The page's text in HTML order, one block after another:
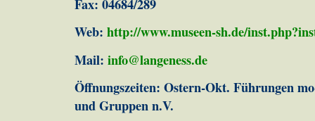
Fax: 04684/289
Web:http://www.museen-sh.de/
Mail:info@langeness.de
Öffnungszeiten: Ostern-Okt. Führungen
und Gruppen n.V.